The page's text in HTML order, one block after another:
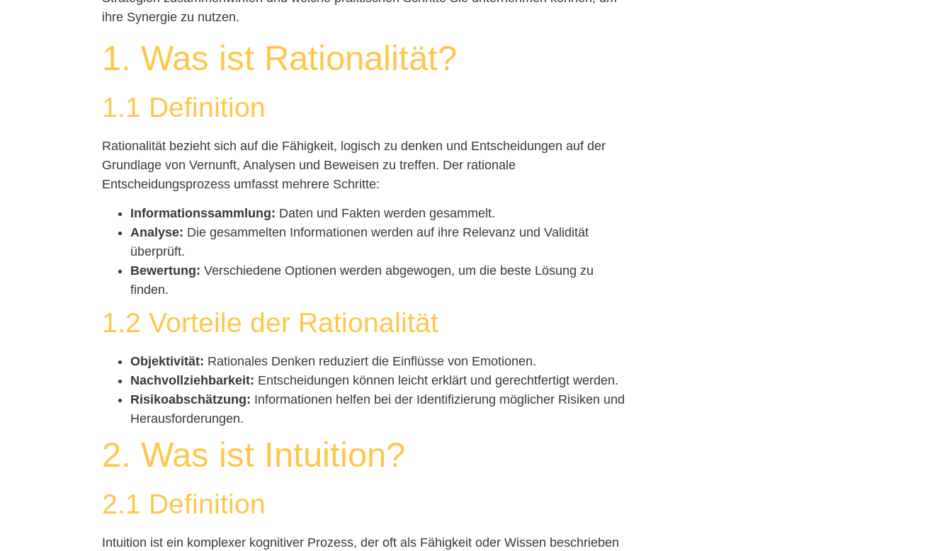
ihre Synergie zu nutzen.
1. Was ist Rationalität?
1.1 Definition
Rationalität bezieht sich auf die Fähigkeit, logisch zu denken und Entscheidungen auf der
Grundlage von Vernunft, Analysen und Beweisen zu treffen. Der rationale
Entscheidungsprozess umfasst mehrere Schritte:
Informationssammlung: Daten und Fakten werden gesammelt.
Analyse: Die gesammelten Informationen werden auf ihre Relevanz und Validität
überprüft.
Bewertung: Verschiedene Optionen werden abgewogen, um die beste Lösung zu
finden.
1.2 Vorteile der Rationalität
Objektivität: Rationales Denken reduziert die Einflüsse von Emotionen.
Nachvollziehbarkeit: Entscheidungen können leicht erklärt und gerechtfertigt werden.
Risikoabschätzung: Informationen helfen bei der Identifizierung möglicher Risiken und
Herausforderungen.
2. Was ist Intuition?
2.1 Definition
Intuition ist ein komplexer kognitiver Prozess, der oft als Fähigkeit oder Wissen beschrieben